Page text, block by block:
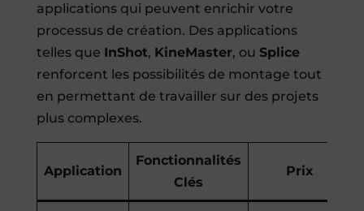
applications qui peuvent enrichir votre
processus de création. Des applications
telles que InShot, KineMaster, ou Splice
renforcent les possibilités de montage tout
en permettant de travailler sur des projets
plus complexes.
Application
Fonctionnalités
Clés
Prix